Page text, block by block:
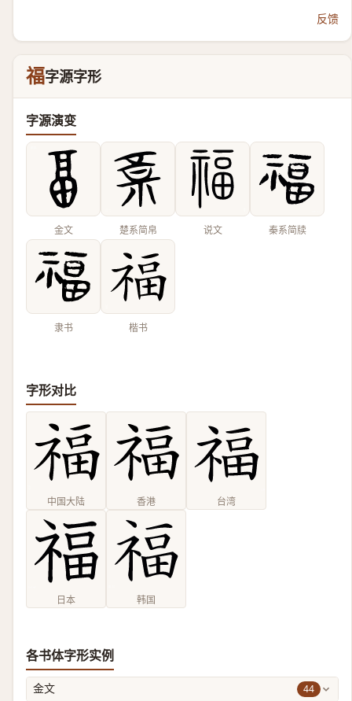
反馈
福字源字形
字源演变
金文 楚系简帛 说文 秦系简牍
隶书 楷书
字形对比
中国大陆 香港 台湾
日本 韩国
各书体字形实例
金文 44